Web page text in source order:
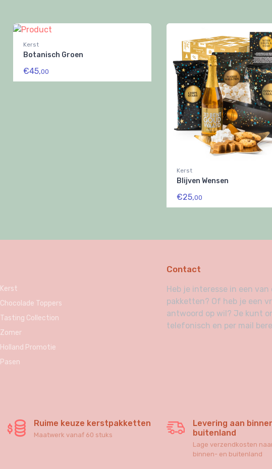
Kerst
Botanisch Groen
€45,00
Kerst
Blijven Wensen
€25,00
Kerst
Chocolade Toppers
Tasting Collection
Zomer
Holland Promotie
Pasen
Contact
Heb je interesse in een van
pakketten? Of heb je een
antwoord op wil? Je kunt
telefonisch en per mail
Ruime keuze kerstpakketten
Maatwerk vanaf 60 stuks
Levering aan
buitenland
Lage verzendkosten
binnen- en buitenland